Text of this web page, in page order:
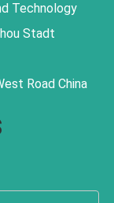
Technology
Stadt
Road China